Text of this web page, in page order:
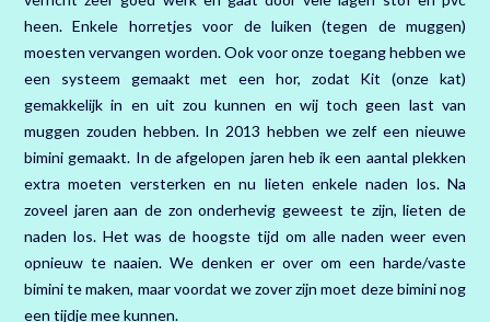
heen. Enkele horretjes voor de luiken (tegen de muggen)
moesten vervangen worden. Ook voor onze toegang hebben we
een systeem gemaakt met een hor, zodat Kit (onze kat)
gemakkelijk in en uit zou kunnen en wij toch geen last van
muggen zouden hebben. In 2013 hebben we zelf een nieuwe
bimini gemaakt. In de afgelopen jaren heb ik een aantal plekken
extra moeten versterken en nu lieten enkele naden los. Na
zoveel jaren aan de zon onderhevig geweest te zijn, lieten de
naden los. Het was de hoogste tijd om alle naden weer even
opnieuw te naaien. We denken er over om een harde/vaste
bimini te maken, maar voordat we zover zijn moet deze bimini nog
een tijdje mee kunnen.